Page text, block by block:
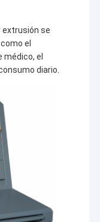
extrusión se
el
el
diario.